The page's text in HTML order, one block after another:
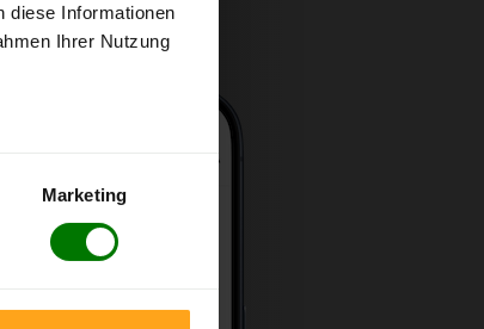
diese Informationen
Ihrer Nutzung
Marketing